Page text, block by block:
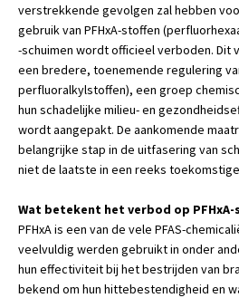
verstrekkende gevolgen zal hebben
gebruik van PFHxA-stoffen
-schuimen wordt officieel verboden. Dit
een bredere, toenemende regulering
perfluoralkylstoffen), een groep
hun schadelijke milieu- en
wordt aangepakt. De aankomende
belangrijke stap in de uitfasering van
niet de laatste in een reeks
Wat betekent het verbod op PFHxA-
PFHxA is een van de vele PFAS-
veelvuldig werden gebruikt in onder
hun effectiviteit bij het bestrijden van
bekend om hun hittebestendigheid en